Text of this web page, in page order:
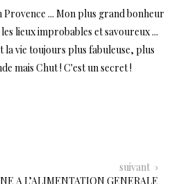
Provence ... Mon plus grand bonheur
lieux improbables et savoureux ...
la vie toujours plus fabuleuse, plus
mais Chut ! C'est un secret !
suivant
A L’ALIMENTATION GENERALE